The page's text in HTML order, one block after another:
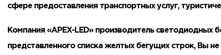
сфере предоставления транспортных услуг,
Компания «APEX-LED» производитель светодиодных
представленного списка желтых бегущих строк, Вы